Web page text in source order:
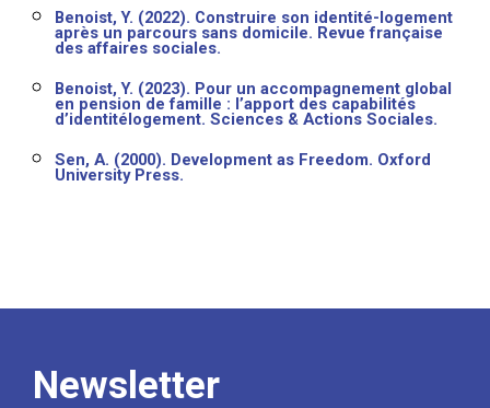
Benoist, Y. (2022). Construire son identité-logement
après un parcours sans domicile. Revue française
des affaires sociales.
Benoist, Y. (2023). Pour un accompagnement global
en pension de famille : l’apport des capabilités
d’identitélogement. Sciences & Actions Sociales.
Sen, A. (2000). Development as Freedom. Oxford
University Press.
Newsletter